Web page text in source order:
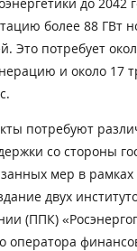
более 88 ГВт
Это потребует
и около 17
потребуют
со стороны
мер в рамках
двух
(ППК)
оператора